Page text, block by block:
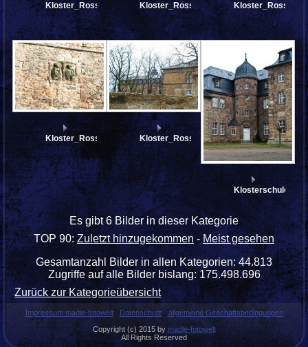
Kloster_Rossleben_3277381Kloster_Rossleben_3277350
Kloster_Rossleben_3277332Kloster_Rossleben_3277322
Es gibt 6 Bilder in dieser Kategorie
TOP 90: Zuletzt hinzugekommen -Meist gesehen
Gesamtanzahl Bilder in allen Kategorien: 44.813
Zugriffe auf alle Bilder bislang: 175.498.696
Zurück zur Kategorieübersicht
Impressum madle-fotowelt Datenschutz
allgemeine Geschäftsbedingungen
Copyright (c) 2015 by madle-fotowelt
All Rights Reserved